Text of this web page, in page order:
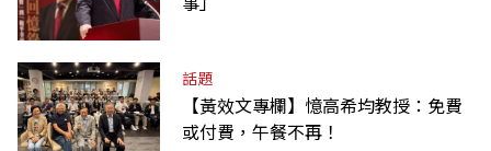
話題
【黃效文專欄】憶高希均教授：免費
或付費，午餐不再！